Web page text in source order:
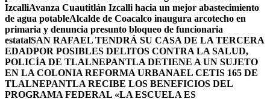
IzcalliAvanza Cuautitlán Izcalli hacia un mejor abastecimiento
de agua potableAlcalde de Coacalco inaugura arcotecho en
primaria y denuncia presunto bloqueo de funcionaria
estatalSAN RAFAEL TENDRÁ SU CASA DE LA TERCERA
EDADPOR POSIBLES DELITOS CONTRA LA SALUD,
POLICÍA DE TLALNEPANTLA DETIENE A UN SUJETO
EN LA COLONIA REFORMA URBANAEL CETIS 165 DE
TLALNEPANTLA RECIBE LOS BENEFICIOS DEL
PROGRAMA FEDERAL «LA ESCUELA ES